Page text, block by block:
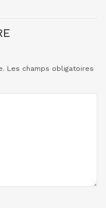
Les champs obligatoires